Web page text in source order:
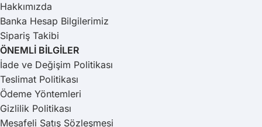
Hakkımızda
Banka Hesap Bilgilerimiz
Sipariş Takibi
ÖNEMLİ BİLGİLER
İade ve Değişim Politikası
Teslimat Politikası
Ödeme Yöntemleri
Gizlilik Politikası
Mesafeli Satış Sözleşmesi